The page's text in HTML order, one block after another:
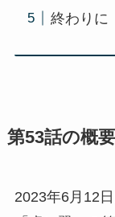
終わりに
第53話の概要
2023年6月12